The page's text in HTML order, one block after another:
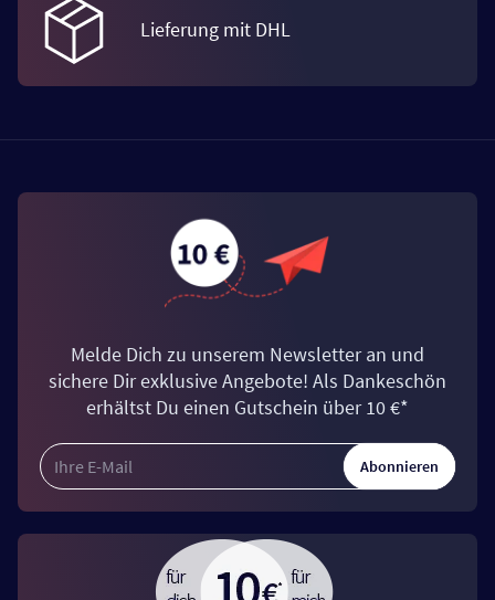
Lieferung mit DHL
Melde Dich zu unserem Newsletter an und
sichere Dir exklusive Angebote! Als Dankeschön
erhältst Du einen Gutschein über 10 €*
Abonnieren